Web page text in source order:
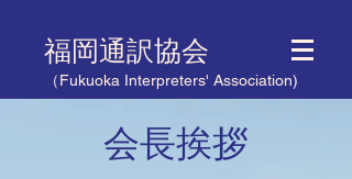
福岡通訳協会
（Fukuoka Interpreters' Association)
​会長挨拶